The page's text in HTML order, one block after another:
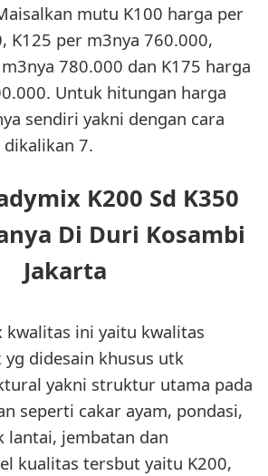
mutu K100 harga per
K125 per m3nya 760.000,
780.000 dan K175 harga
Untuk hitungan harga
sendiri yakni dengan cara
7.
K200 Sd K350
Di Duri Kosambi
Jakarta
kwalitas ini yaitu kwalitas
yg didesain khusus utk
yakni struktur utama pada
seperti cakar ayam, pondasi,
lantai, jembatan dan
kualitas tersbut yaitu K200,